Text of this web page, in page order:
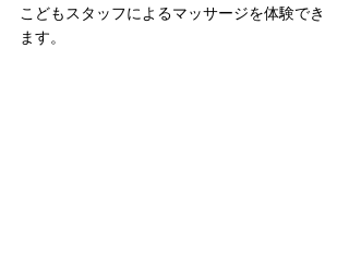
こどもスタッフによるマッサージを体験でき
ます。